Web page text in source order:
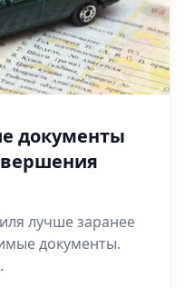
документы
лучше заранее
документы.